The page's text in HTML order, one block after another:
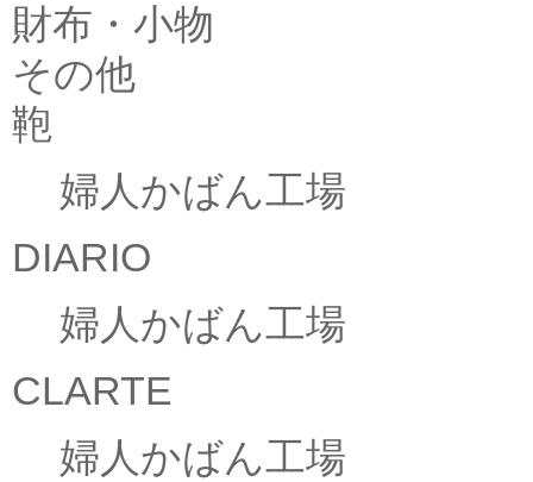
財布・小物
その他
鞄
婦人かばん工場
DIARIO
婦人かばん工場
CLARTE
婦人かばん工場